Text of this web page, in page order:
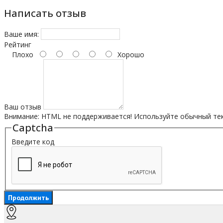
Написать отзыв
Ваше имя:
Рейтинг
Плохо
Хорошо
Ваш отзыв
Внимание: HTML не поддерживается! Используйте обычный
Captcha
Введите код
Продолжить